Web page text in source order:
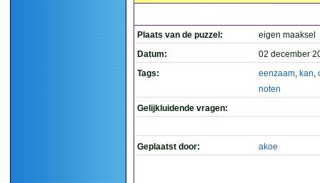
Plaats van de puzzel:
eigen maaksel
Datum:
02 december
Tags:
eenzaam, kan,
noten
Gelijkluidende vragen:
Geplaatst door: akoe